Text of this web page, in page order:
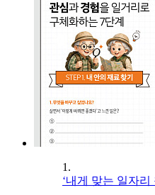
1.
‘내게 맞는 일자리